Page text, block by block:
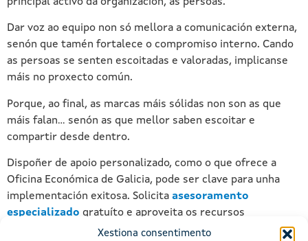
Xestiona consentimento
Dar voz ao equipo non só mellora a comunicación externa,
senón que tamén fortalece o compromiso interno. Cando
as persoas se senten escoitadas e valoradas, implicanse
máis no proxecto común.
Porque, ao final, as marcas máis sólidas non son as que
máis falan… senón as que mellor saben escoitar e
compartir desde dentro.
Dispoñer de apoio personalizado, como o que ofrece a
Oficina Económica de Galicia, pode ser clave para unha
implementación exitosa. Solicita asesoramento
especializado gratuíto e aproveita os recursos
dispoñibles para impulsar o teu negocio.